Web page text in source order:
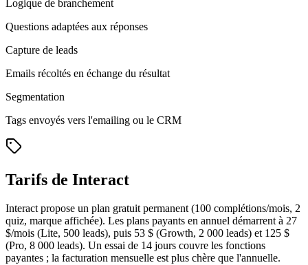
Logique de branchement
Questions adaptées aux réponses
Capture de leads
Emails récoltés en échange du résultat
Segmentation
Tags envoyés vers l'emailing ou le CRM
Tarifs de Interact
Interact propose un plan gratuit permanent (100 complétions/mois, 2
quiz, marque affichée). Les plans payants en annuel démarrent à 27
$/mois (Lite, 500 leads), puis 53 $ (Growth, 2 000 leads) et 125 $
(Pro, 8 000 leads). Un essai de 14 jours couvre les fonctions
payantes ; la facturation mensuelle est plus chère que l'annuelle.